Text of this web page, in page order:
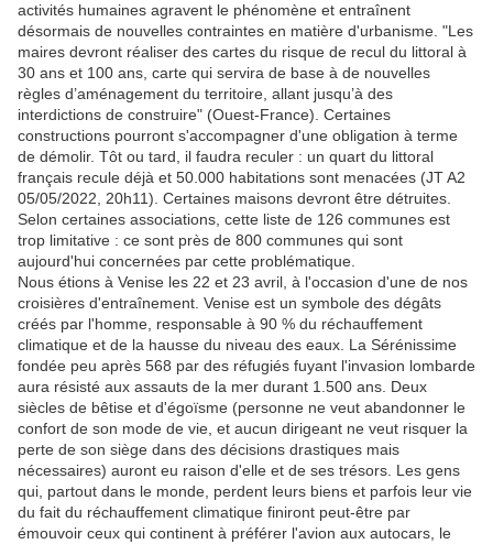
activités humaines agravent le phénomène et entraînent
désormais de nouvelles contraintes en matière d'urbanisme. "L es
maires devront réaliser des cartes du risque de recul du littoral à
30 ans et 100 ans, carte qui servira de base à de nouvelles
règles d’aménagement du territoire, allant jusqu’à des
interdictions de construire" (Ouest-France). Certaines
constructions pourront s'accompagner d'une obligation à terme
de démolir. Tôt ou tard, il faudra reculer : un quart du littoral
français recule déjà et 50.000 habitations sont menacées (JT A2
05/05/2022, 20h11). Certaines maisons devront être détruites.
Selon certaines associations, cette liste de 126 communes est
trop limitative : ce sont près de 800 communes qui sont
aujourd'hui concernées par cette problématique.
Nous étions à Venise les 22 et 23 avril, à l'occasion d'une de nos
croisières d'entraînement. Venise est un symbole des dégâts
créés par l'homme, responsable à 90 % du réchauffement
climatique et de la hausse du niveau des eaux. La Sérénissime
fondée peu après 568 par des réfugiés fuyant l'invasion lombarde
aura résisté aux assauts de la mer durant 1.500 ans. Deux
siècles de bêtise et d'égoïsme (personne ne veut abandonner le
confort de son mode de vie, et aucun dirigeant ne veut risquer la
perte de son siège dans des décisions drastiques mais
nécessaires) auront eu raison d'elle et de ses trésors. Les gens
qui, partout dans le monde, perdent leurs biens et parfois leur vie
du fait du réchauffement climatique finiront peut-être par
émouvoir ceux qui continent à préférer l'avion aux autocars, le